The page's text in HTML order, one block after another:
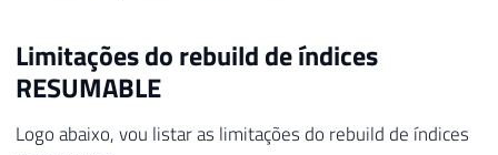
Limitações do rebuild de índices
RESUMABLE
Logo abaixo, vou listar as limitações do rebuild de índices